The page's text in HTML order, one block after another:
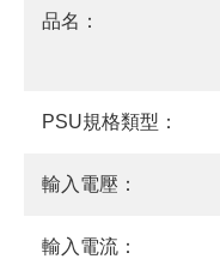
品名：
PSU規格類型：
輸入電壓：
輸入電流：